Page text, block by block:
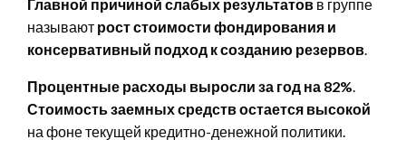
Главной причиной слабых результатов в группе
называют рост стоимости фондирования и
консервативный подход к созданию резервов.
Процентные расходы выросли за год на 82%.
Стоимость заемных средств остается высокой
на фоне текущей кредитно-денежной политики.